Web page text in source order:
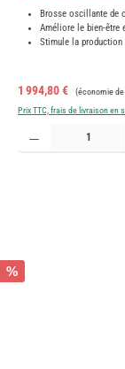
Brosse oscillante de
Améliore le bien-être
Stimule la
Prix de vente :
1 994,80 € Prix régulier :
(économie de
Prix TTC, frais de livraison en
Quantité de produit :
%